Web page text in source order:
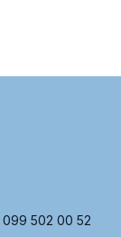
099 502 00 52